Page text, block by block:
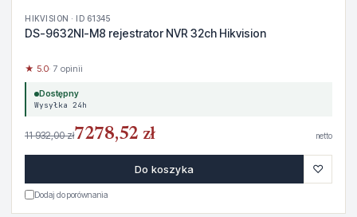
HIKVISION · ID 61345
DS-9632NI-M8 rejestrator NVR 32ch Hikvision
★ 5.0· 7 opinii
Dostępny
Wysyłka 24h
11 932,00 zł7278,52 zł netto
Do koszyka ♡
Dodaj do porównania